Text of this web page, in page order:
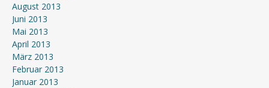
August 2013
Juni 2013
Mai 2013
April 2013
März 2013
Februar 2013
Januar 2013